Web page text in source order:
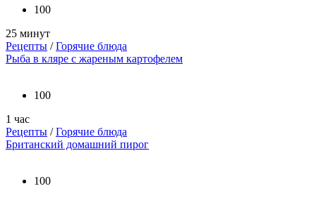
100
25 минут
Рецепты /Горячие блюда
Рыба в кляре с жареным картофелем
100
1 час
Рецепты /Горячие блюда
Британский домашний пирог
100